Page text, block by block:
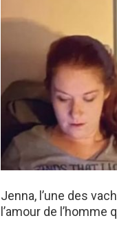
Jenna, l’une des
l’amour de l’homme